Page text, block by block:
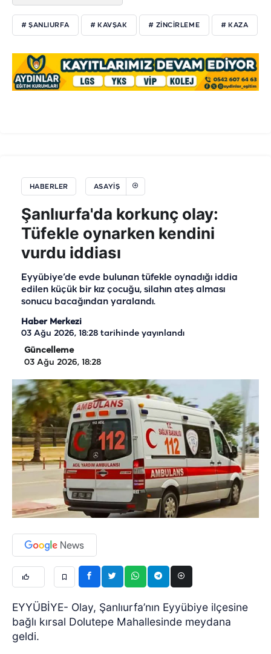
# ŞANLIURFA # KAVŞAK # ZİNCİRLEME # KAZA
HABERLER ASAYIŞ
Şanlıurfa'da korkunç olay:
Tüfekle oynarken kendini
vurdu iddiası
Eyyübiye’de evde bulunan tüfekle oynadığı iddia
edilen küçük bir kız çocuğu, silahın ateş alması
sonucu bacağından yaralandı.
Haber Merkezi
03 Ağu 2026, 18:28 tarihinde yayınlandı
Güncelleme
03 Ağu 2026, 18:28
EYYÜBİYE- Olay, Şanlıurfa’nın Eyyübiye ilçesine
bağlı kırsal Dolutepe Mahallesinde meydana
geldi.